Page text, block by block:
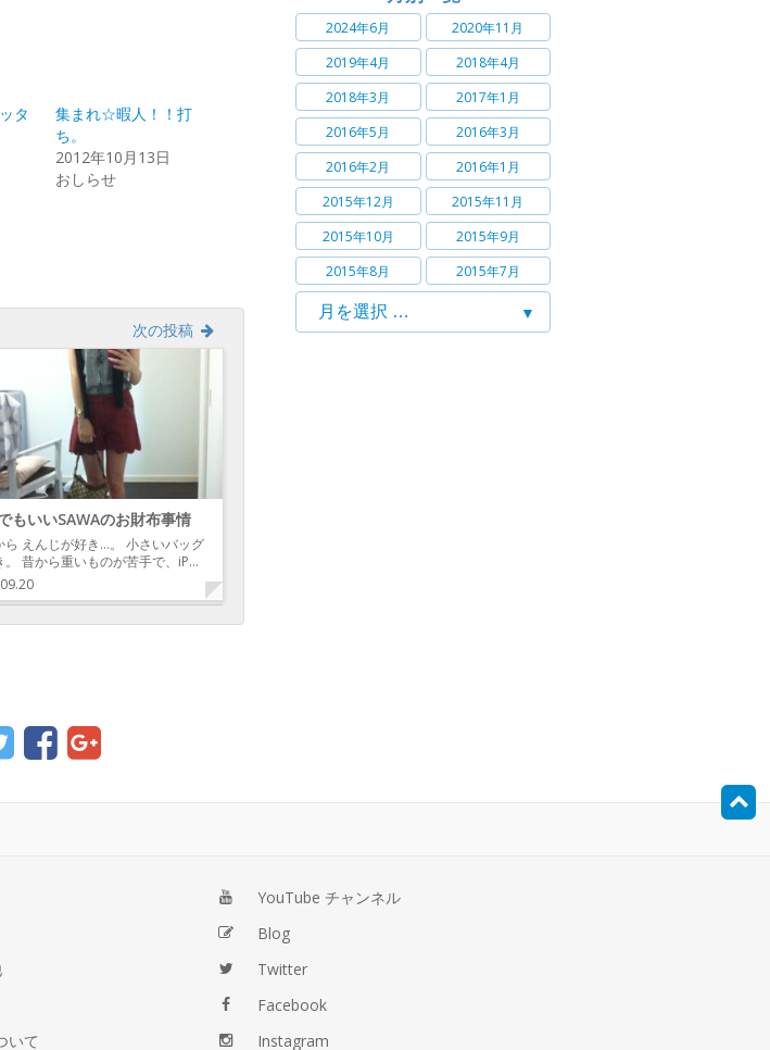
タ
集まれ☆暇人！！打
ち。
2012年10月13日
おしらせ
次の投稿
もいいSAWAのお財布事情
ら えんじが好き…。 小さいバッグ
。 昔から重いものが苦手で、iP…
2024年6月
2020年11月
2019年4月
2018年4月
2018年3月
2017年1月
2016年5月
2016年3月
2016年2月
2016年1月
2015年12月
2015年11月
2015年10月
2015年9月
2015年8月
2015年7月
いて
YouTube チャンネル
Blog
Twitter
Facebook
Instagram